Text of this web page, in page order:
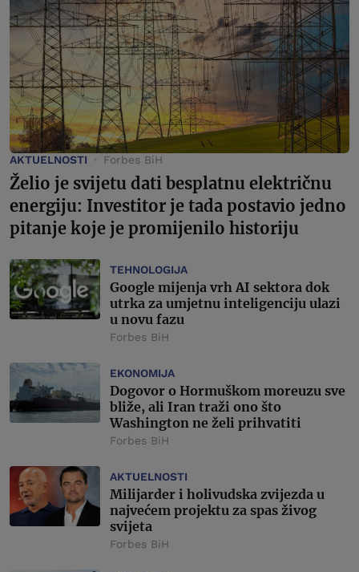
AKTUELNOSTI Forbes BiH
Želio je svijetu dati besplatnu električnu
energiju: Investitor je tada postavio jedno
pitanje koje je promijenilo historiju
TEHNOLOGIJA
Google mijenja vrh AI sektora dok
utrka za umjetnu inteligenciju ulazi
u novu fazu
Forbes BiH
EKONOMIJA
Dogovor o Hormuškom moreuzu sve
bliže, ali Iran traži ono što
Washington ne želi prihvatiti
Forbes BiH
AKTUELNOSTI
Milijarder i holivudska zvijezda u
najvećem projektu za spas živog
svijeta
Forbes BiH